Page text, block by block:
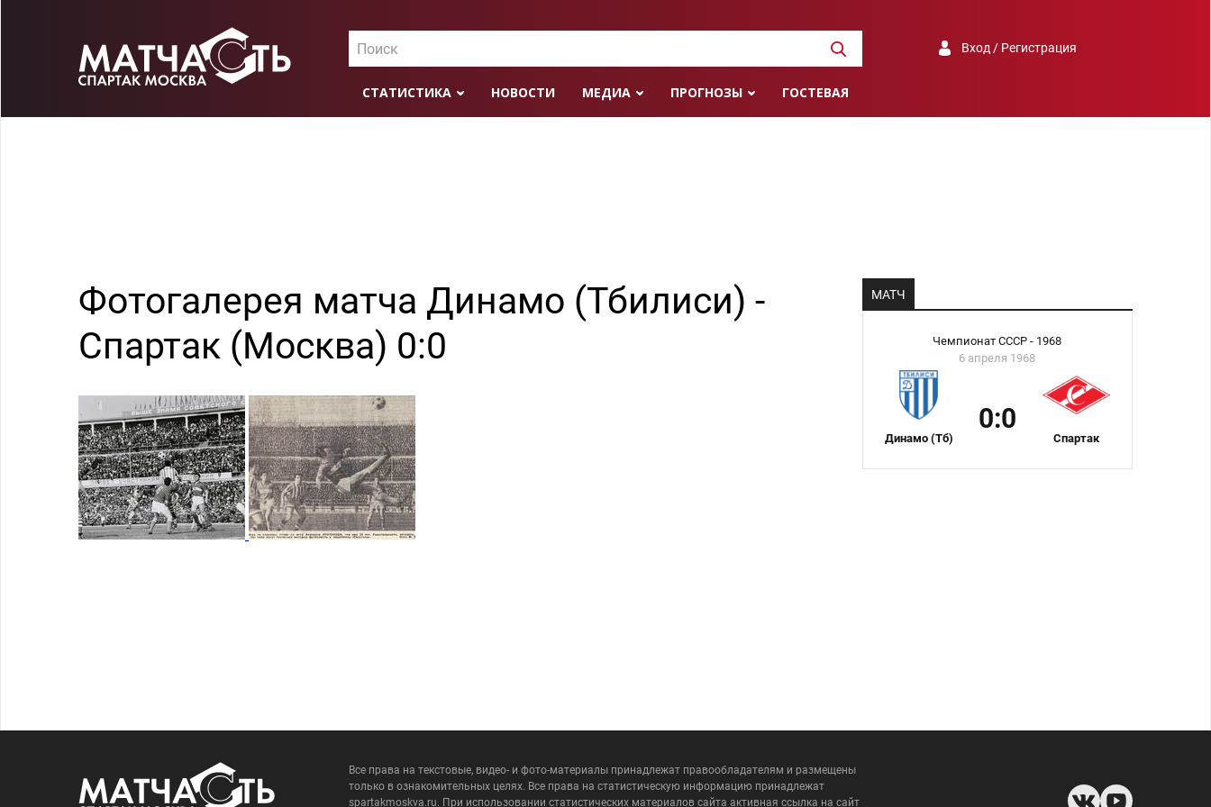
Поиск Вход / Регистрация
СТАТИСТИКА НОВОСТИ МЕДИА ПРОГНОЗЫ ГОСТЕВАЯ
Фотогалерея матча Динамо (Тбилиси) -
Спартак (Москва) 0:0
МАТЧ
Чемпионат СССР - 1968
6 апреля 1968
Динамо (Тб)
0:0
Спартак
Все права на текстовые, видео- и фото-материалы принадлежат правообладателям и размещены
только в ознакомительных целях. Все права на статистическую информацию принадлежат
spartakmoskva.ru. При использовании статистических материалов сайта активная ссылка на сайт